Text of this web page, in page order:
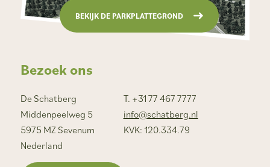
Bezoek ons
De Schatberg
Middenpeelweg 5
5975 MZ Sevenum
Nederland
T. +31 77 467 7777
info@schatberg.nl
KVK: 120.334.79
BEKIJK DE PARKPLATTEGROND